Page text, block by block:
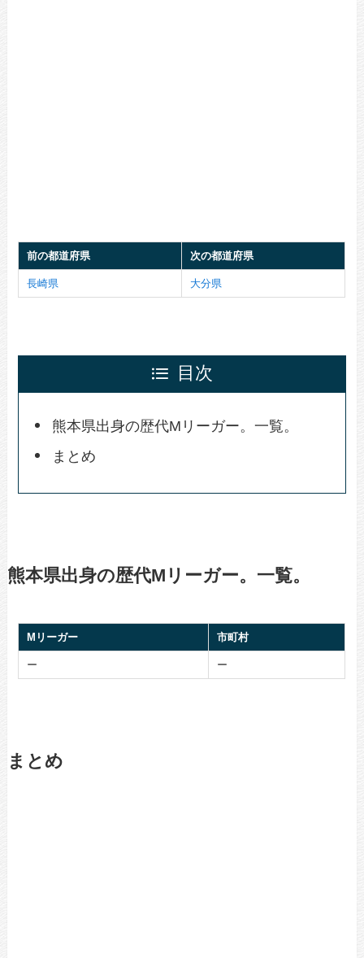
前の都道府県 次の都道府県
長崎県 大分県
目次
熊本県出身の歴代Mリーガー。一覧。
まとめ
熊本県出身の歴代Mリーガー。一覧。
Mリーガー 市町村
ー ー
まとめ